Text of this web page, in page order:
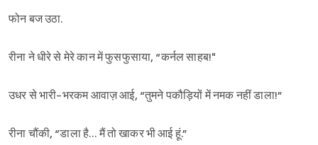
फोन बज उठा.
रीना ने धीरे से मेरे कान में फुसफुसाया, “कर्नल साहब!"
उधर से भारी-भरकम आवाज़ आई, “तुमने पकौड़ियों में नमक नहीं डाला!”
रीना चौंकी, “डाला है… मैं तो खाकर भी आई हूं.”